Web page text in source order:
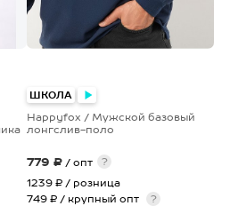
ШКОЛА
Happyfox / Мужской базовый
лонгслив-поло
779 ₽ / опт
?
1239 ₽ / розница
749 ₽ / крупный опт
?